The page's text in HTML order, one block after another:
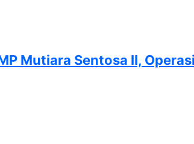
Mutiara Sentosa II,